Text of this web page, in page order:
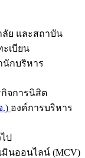
ย และสถาบัน
เบียน
นักบริหาร
จการนิสิต
.) องค์การบริหาร
ป
มินออนไลน์ (MCV)